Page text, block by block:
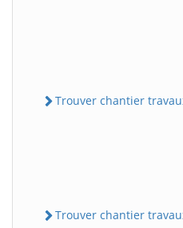
Trouver chantier
Trouver chantier